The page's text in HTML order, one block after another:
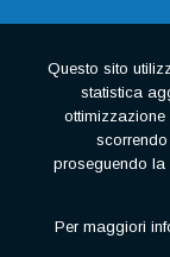
Questo sito
statistica
ottimizzazione
proseguendo la
Per maggiori